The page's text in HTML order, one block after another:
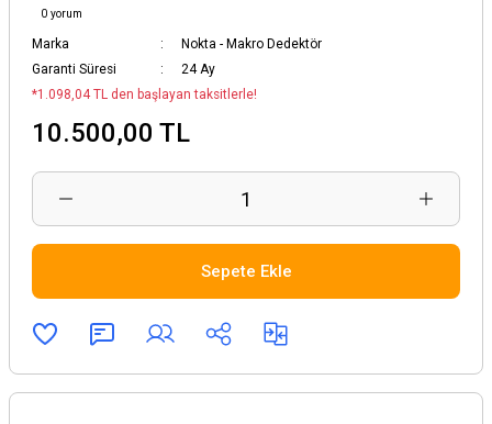
0 yorum
Marka
Nokta - Makro Dedektör
Garanti Süresi
24 Ay
*1.098,04 TL den başlayan taksitlerle!
10.500,00 TL
Sepete Ekle